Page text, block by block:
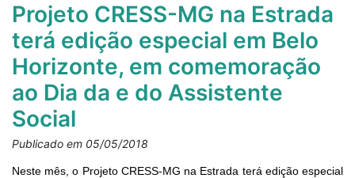
Projeto CRESS-MG na Estrada
terá edição especial em Belo
Horizonte, em comemoração
ao Dia da e do Assistente
Social
Publicado em 05/05/2018
Neste mês, o Projeto CRESS-MG na Estrada terá edição especial